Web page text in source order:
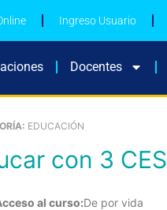
Ingreso Usuario
Docentes
EDUCACIÓN
con 3 CES
al curso:De por vida